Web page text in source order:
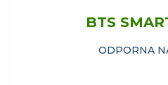
BTS
ODPORNA